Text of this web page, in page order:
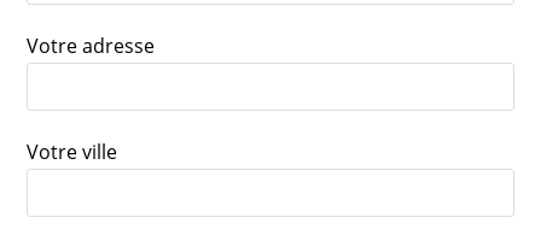
Votre adresse
Votre ville